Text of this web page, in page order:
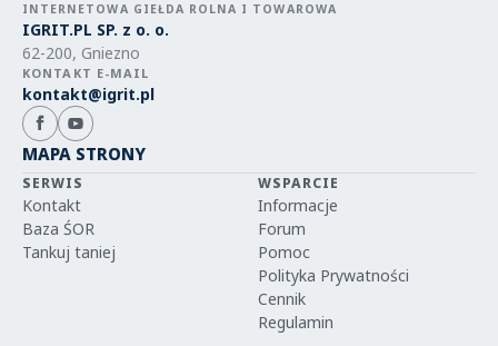
INTERNETOWA GIEŁDA ROLNA I TOWAROWA
IGRIT.PL SP. z o. o.
62-200, Gniezno
KONTAKT E-MAIL
kontakt@igrit.pl
MAPA STRONY
SERWIS
Kontakt
Baza ŚOR
Tankuj taniej
WSPARCIE
Informacje
Forum
Pomoc
Polityka Prywatności
Cennik
Regulamin